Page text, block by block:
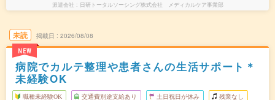
派遣会社 日研トータルソーシング株式会社 メディカルケア事業部
未読
NEW
掲載日 2026/08/08
病院でカルテ整理や患者さんの生活サポート＊
未経験OK
職種未経験OK 交通費別途支給あり 土日祝日が休み 残業なし